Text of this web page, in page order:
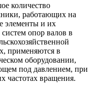
количество
работающих на
элементы и их
опор валов в
применяются в
оборудовании,
под давлением, при
частотах вращения.